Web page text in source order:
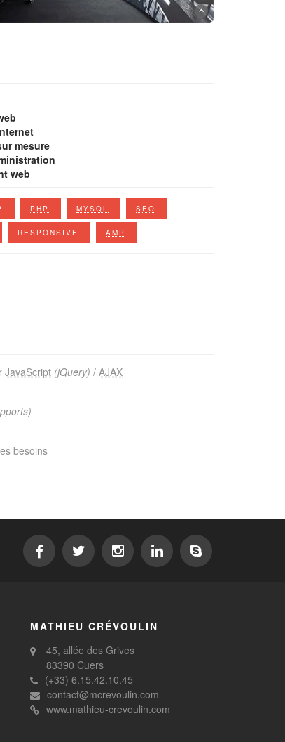
mesure
web
PHP MYSQL SEO
RESPONSIVE AMP
JavaScript (jQuery) / AJAX
besoins
MATHIEU CRÉVOULIN
45, allée des Grives
83390 Cuers
(+33) 6.15.42.10.45
contact@mcrevoulin.com
www.mathieu-crevoulin.com